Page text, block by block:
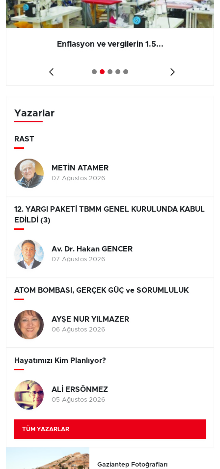
Enflasyon ve vergilerin 1.5...
Yazarlar
RAST
METİN ATAMER
07 Ağustos 2026
12. YARGI PAKETİ TBMM GENEL KURULUNDA KABUL
EDİLDİ (3)
Av. Dr. Hakan GENCER
07 Ağustos 2026
ATOM BOMBASI, GERÇEK GÜÇ ve SORUMLULUK
AYŞE NUR YILMAZER
06 Ağustos 2026
Hayatımızı Kim Planlıyor?
ALİ ERSÖNMEZ
05 Ağustos 2026
TÜM YAZARLAR
Gaziantep Fotoğrafları